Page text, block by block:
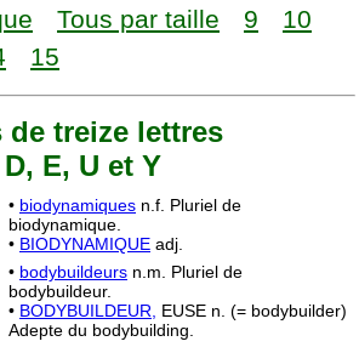
Tous par taille 9
10
15
de treize lettres
E, U et Y
• biodynamiques n.f. Pluriel de
biodynamique.
• BIODYNAMIQUE adj.
• bodybuildeurs n.m. Pluriel de
bodybuildeur.
• BODYBUILDEUR,
EUSE n. (= bodybuilder)
Adepte du bodybuilding.